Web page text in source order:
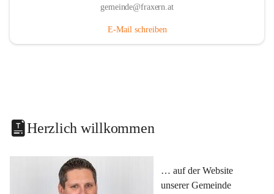
gemeinde@fraxern.at
E-Mail schreiben
Herzlich willkommen
… auf der Website
unserer Gemeinde